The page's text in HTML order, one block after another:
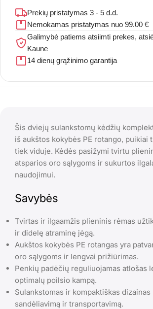
Prekių pristatymas 3 - 5 d.d.
Nemokamas pristatymas nuo 99.00 €
Galimybė patiems atsiimti prekes,
Kaune
14 dienų grąžinimo garantija
Šis dviejų sulankstomų kėdžių
iš aukštos kokybės PE rotango, puikiai
tiek viduje. Kėdės pasižymi tvirtu
atsparios oro sąlygoms ir sukurtos
naudojimui.
Savybės
Tvirtas ir ilgaamžis plieninis rėmas
ir didelę atraminę jėgą.
Aukštos kokybės PE rotangas yra
oro sąlygoms ir lengvai prižiūrimas.
Penkių padėčių reguliuojamas atlošas
optimalų poilsio kampą.
Sulankstomas ir kompaktiškas
sandėliavimą ir transportavimą.